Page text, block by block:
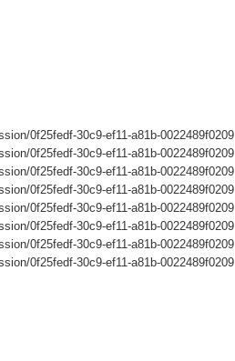
0f25fedf-30c9-ef11-a81b-0022489f0209
0f25fedf-30c9-ef11-a81b-0022489f0209
0f25fedf-30c9-ef11-a81b-0022489f0209
0f25fedf-30c9-ef11-a81b-0022489f0209
0f25fedf-30c9-ef11-a81b-0022489f0209
0f25fedf-30c9-ef11-a81b-0022489f0209
0f25fedf-30c9-ef11-a81b-0022489f0209
0f25fedf-30c9-ef11-a81b-0022489f0209